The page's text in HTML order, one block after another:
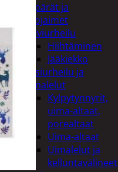
Kypärät ja
suojaimet
Talviurheilu
Hiihtäminen
Jääkiekko
Vesiurheilu ja
uimalelut
Kylpytynnyrit,
uima-altaat,
porealtaat
Uima-altaat
Uimalelut ja
kelluntavälineet